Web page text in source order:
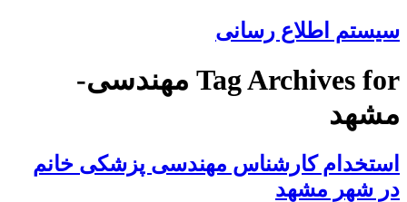
سیستم اطلاع رسانی
Tag Archives for مهندسی-
مشهد
استخدام کارشناس مهندسی پزشکی خانم
در شهر مشهد